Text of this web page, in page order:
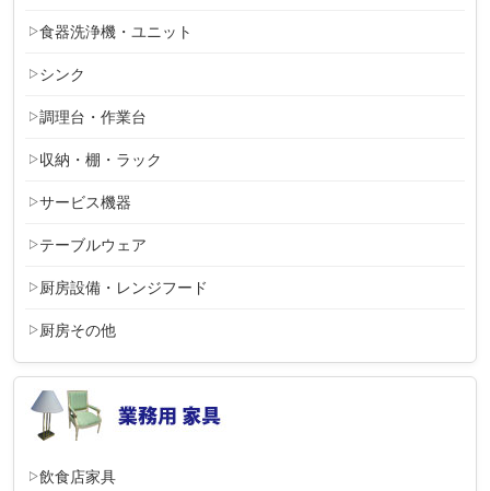
食器洗浄機・ユニット
シンク
調理台・作業台
収納・棚・ラック
サービス機器
テーブルウェア
厨房設備・レンジフード
厨房その他
飲食店家具